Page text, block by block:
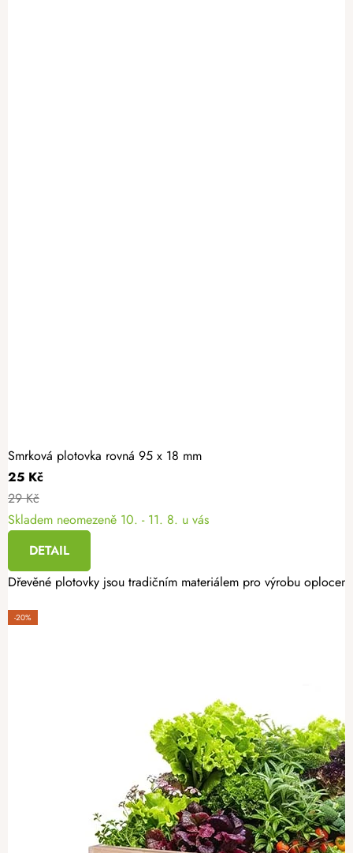
Smrková plotovka rovná 95 x 18 mm
25 Kč
29 Kč
Skladem neomezeně 10. - 11. 8. u vás
DETAIL
Dřevěné plotovky jsou tradičním materiálem pro výrobu
-20%